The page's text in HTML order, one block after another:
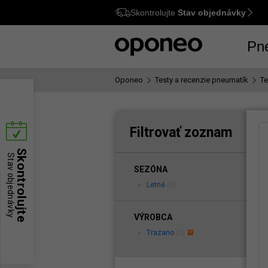
Ctrl M
Skontrolujte Stav objednávky
Oponeo Testy a recenzie pneumatík
Filtrovať zoznam
SEZÓNA
Letné
VÝROBCA
Trazano
Skontrolujte
Stav objednávky